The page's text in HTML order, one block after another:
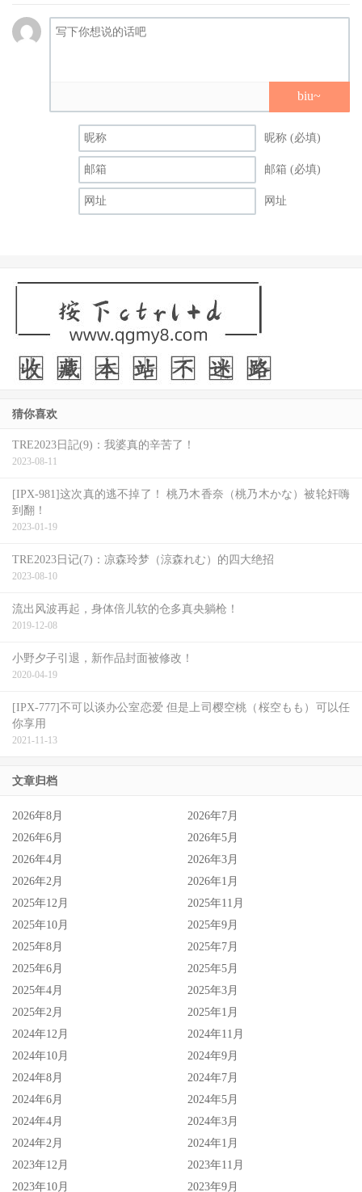
首先是3月8日，经纪公司和美晴のん(美晴暖)本人都发表了
要在出道发售的前一天于YouTube直播的消息，美晴のん(美
晴暖)还在转推的发文中提到说虽然自己很简单但会加油
的；但到了活动当天(3/13)，事务所却宣布因为诸多因素所
以必须中止这一次的直播⋯
这已经有点怪怪的，但还没完喔，在宣布YouTube直播后的
在twitter宣布要举行出道以来第一次的实体活动，要在3月21
biu~
昵称 (必填)
邮箱 (必填)
网址
猜你喜欢
TRE2023日記(9)：我婆真的辛苦了！
2023-08-11
[IPX-981]这次真的逃不掉了！ 桃乃木香奈（桃乃木かな）被轮奸嗨
到翻！
2023-01-19
TRE2023日记(7)：凉森玲梦（涼森れむ）的四大绝招
2023-08-10
流出风波再起，身体倍儿软的仓多真央躺枪！
2019-12-08
小野夕子引退，新作品封面被修改！
2020-04-19
[IPX-777]不可以谈办公室恋爱 但是上司樱空桃（桜空もも）可以任
你享用
2021-11-13
文章归档
2026年8月
2026年7月
2026年6月
2026年5月
2026年4月
2026年3月
2026年2月
2026年1月
2025年12月
2025年11月
2025年10月
2025年9月
2025年8月
2025年7月
2025年6月
2025年5月
2025年4月
2025年3月
2025年2月
2025年1月
2024年12月
2024年11月
2024年10月
2024年9月
2024年8月
2024年7月
2024年6月
2024年5月
2024年4月
2024年3月
2024年2月
2024年1月
2023年12月
2023年11月
2023年10月
2023年9月